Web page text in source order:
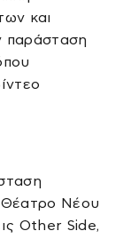
και
παράσταση
Θέατρο Νέου
Other Side,